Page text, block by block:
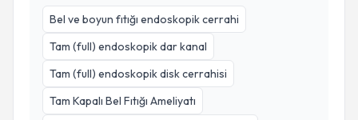
Bel ve boyun fıtığı endoskopik cerrahi
Tam (full) endoskopik dar kanal
Tam (full) endoskopik disk cerrahisi
Tam Kapalı Bel Fıtığı Ameliyatı